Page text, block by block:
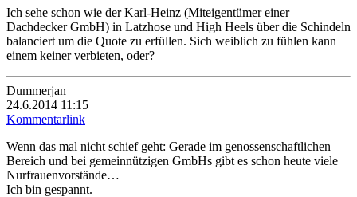
Ich sehe schon wie der Karl-Heinz (Miteigentümer einer
Dachdecker GmbH) in Latzhose und High Heels über die Schindeln
balanciert um die Quote zu erfüllen. Sich weiblich zu fühlen kann
einem keiner verbieten, oder?
Dummerjan
24.6.2014 11:15
Kommentarlink
Wenn das mal nicht schief geht: Gerade im genossenschaftlichen
Bereich und bei gemeinnützigen GmbHs gibt es schon heute viele
Nurfrauenvorstände…
Ich bin gespannt.